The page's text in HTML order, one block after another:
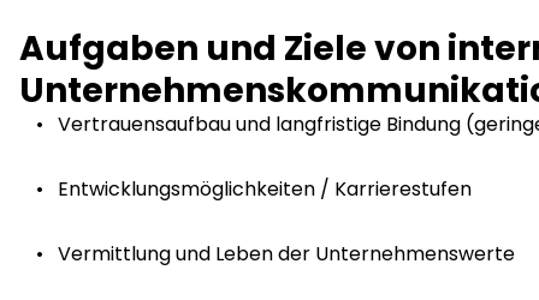
Aufgaben und Ziele von
Vertrauensaufbau und langfristige Bindung
Entwicklungsmöglichkeiten / Karrierestufen
Vermittlung und Leben der Unternehmenswerte